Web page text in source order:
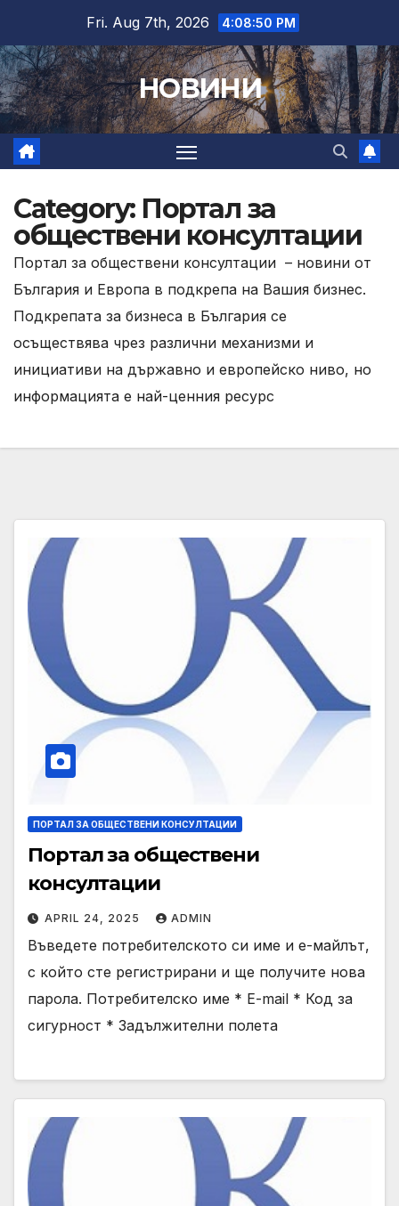
content
Fri. Aug 7th, 2026 4:08:52 PM
НОВИНИ
Category: Портал за
обществени консултации
Портал за обществени консултации – новини от
България и Европа в подкрепа на Вашия бизнес.
Подкрепата за бизнеса в България се
осъществява чрез различни механизми и
инициативи на държавно и европейско ниво, но
информацията е най-ценния ресурс
ПОРТАЛ ЗА ОБЩЕСТВЕНИ КОНСУЛТАЦИИ
Портал за обществени
консултации
APRIL 24, 2025 ADMIN
Въведете потребителското си име и е-майлът,
с който сте регистрирани и ще получите нова
парола. Потребителско име * E-mail * Код за
сигурност * Задължителни полета